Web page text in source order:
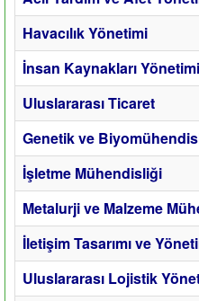
Havacılık Yönetimi
İnsan Kaynakları Yönetimi
Uluslararası Ticaret
Genetik ve
İşletme Mühendisliği
Metalurji ve Malzeme
İletişim Tasarımı ve
Uluslararası Lojistik